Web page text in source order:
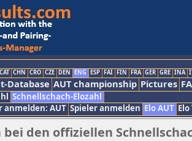
CAT CHN CRO CZE DEN ENG ESP FAI FIN FRA GER GRE INA
Database AUT championship Pictures
Schnellschach-Elozahl
anmelden: AUT Spieler anmelden Elo AUT
den offiziellen